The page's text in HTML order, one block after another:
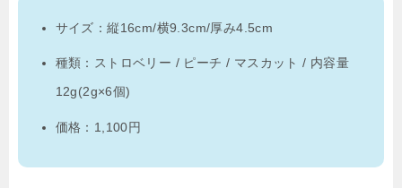
サイズ：縦16cm/横9.3cm/厚み4.5cm
種類：ストロベリー / ピーチ / マスカット / 内容量
12g(2g×6個)
価格：1,100円